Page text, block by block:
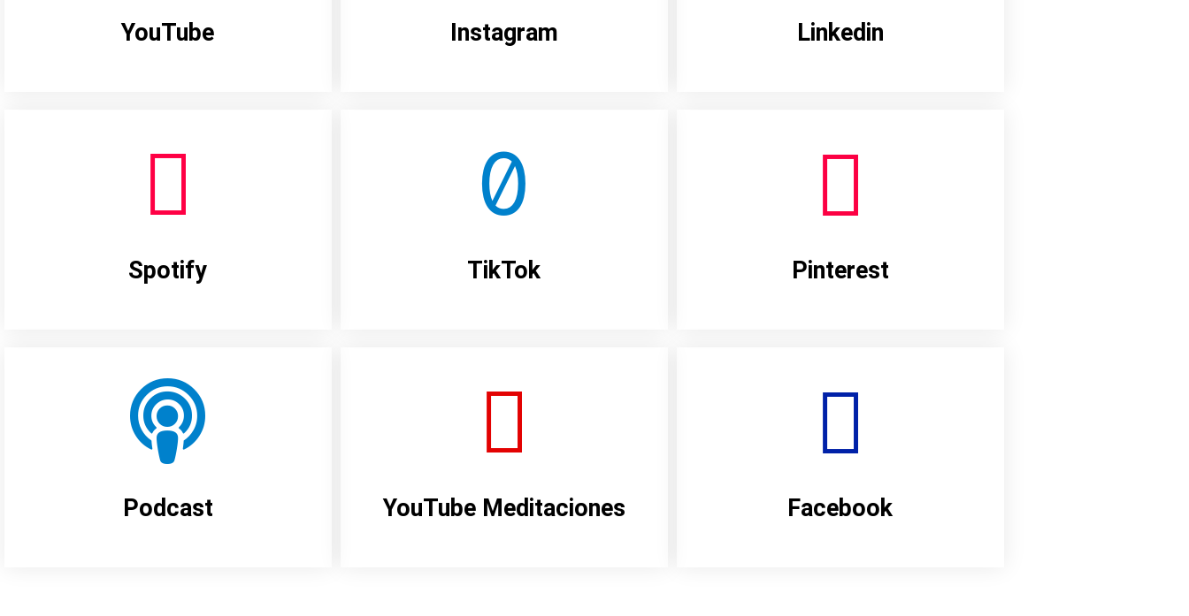
YouTube Instagram Linkedin
Spotify TikTok Pinterest
Podcast YouTube Meditaciones Facebook